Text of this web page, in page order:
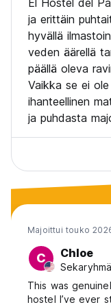
El Hostel del
ja erittäin
hyvällä
veden äärellä
päällä oleva
Vaikka se ei
ihanteellinen
ja puhdasta
Majoittui touko
C Chloe
This was
hostel I’ve ever